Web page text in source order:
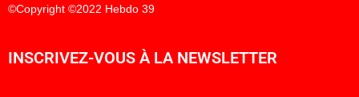
©Copyright ©2022 Hebdo 39
INSCRIVEZ-VOUS À LA NEWSLETTER